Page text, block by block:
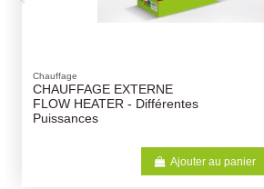
Prix Drive :
-5% 43,76 €